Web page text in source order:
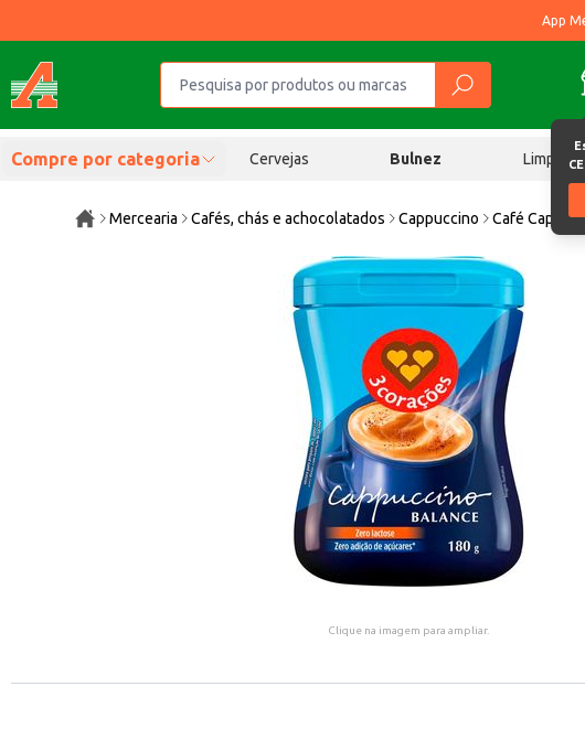
App
Compre por categoria Cervejas Bulnez Limpeza
Mercearia Cafés, chás e achocolatados Cappuccino Café
Clique na imagem para ampliar.